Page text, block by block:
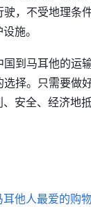
，不受地理条
施。
国到马耳他的运
择。只需要做
安全、经济地抵
他人最爱的购